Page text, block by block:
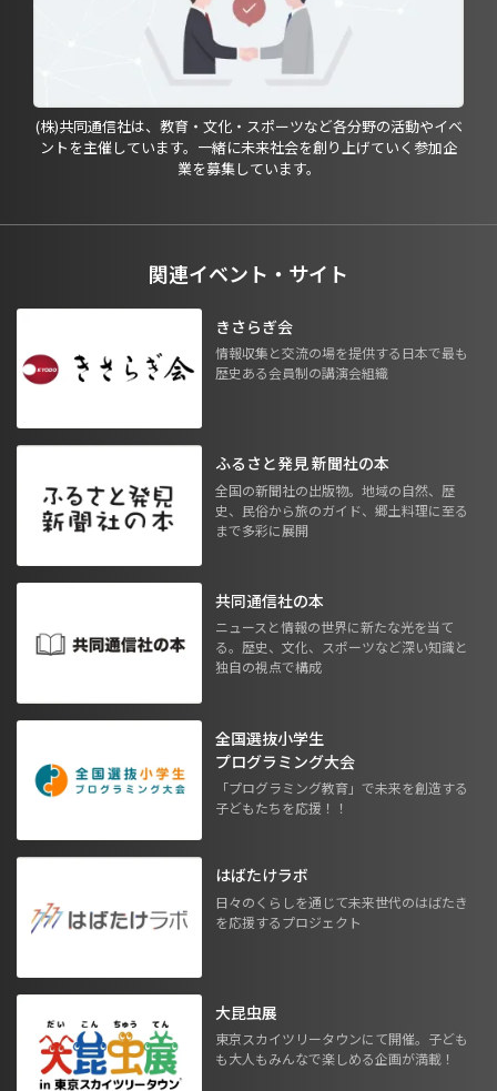
(株)共同通信社は、教育・文化・スポーツなど各分野の活動やイベ
ントを主催しています。一緒に未来社会を創り上げていく参加企
業を募集しています。
関連イベント・サイト
きさらぎ会
情報収集と交流の場を提供する日本で最も
歴史ある会員制の講演会組織
ふるさと発見 新聞社の本
全国の新聞社の出版物。地域の自然、歴
史、民俗から旅のガイド、郷土料理に至る
まで多彩に展開
共同通信社の本
ニュースと情報の世界に新たな光を当て
る。歴史、文化、スポーツなど深い知識と
独自の視点で構成
全国選抜小学生
プログラミング大会
「プログラミング教育」で未来を創造する
子どもたちを応援！！
はばたけラボ
日々のくらしを通じて未来世代のはばたき
を応援するプロジェクト
大昆虫展
東京スカイツリータウンにて開催。子ども
も大人もみんなで楽しめる企画が満載！